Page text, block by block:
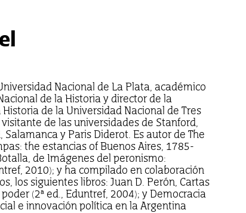
Nacional de La Plata, académico
de la Historia y director de la
de la Universidad Nacional de Tres
de las universidades de Stanford,
Salamanca y Paris Diderot. Es autor de The
the estancias of Buenos Aires, 1785-
de Imágenes del peronismo:
2010); y ha compilado en colaboración
los siguientes libros: Juan D. Perón, Cartas
(2ª ed., Eduntref, 2004); y Democracia
e innovación política en la Argentina